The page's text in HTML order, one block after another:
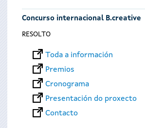
Concurso internacional B.creative
RESOLTO
Toda a información
Premios
Cronograma
Presentación do proxecto
Contacto